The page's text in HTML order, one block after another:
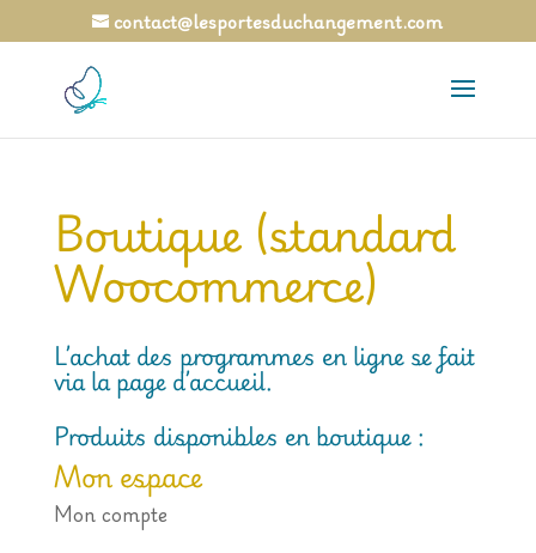
contact@lesportesduchangement.com
Boutique (standard
Woocommerce)
L’achat des programmes en ligne se fait
via la page d’accueil.
Produits disponibles en boutique :
Mon espace
Mon compte